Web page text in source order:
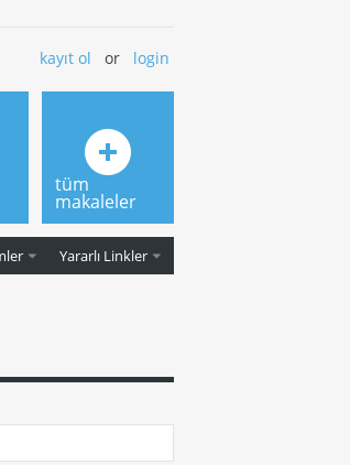
kayıt ol or login
Yararlı Linkler
tüm
makaleler